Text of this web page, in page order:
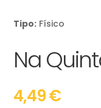
Tipo: Físico
Na
4,49€